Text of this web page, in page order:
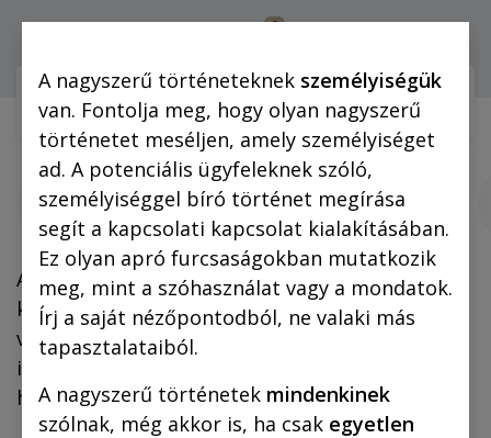
0
Webshop (mobilra)
Vászonképek
(többrészes)
A Képes Kiadónál megjelent Rejtő-Kocsmáros
képregények illusztrációból válogattunk, hogy
vászonképek formájában is otthonunkba
idézhessük a felejthetetlen Rejtő-világ
hangulatát.
A nagyszerű történeteknek személyiségük
van. Fontolja meg, hogy olyan nagyszerű
történetet meséljen, amely személyiséget
ad. A potenciális ügyfeleknek szóló,
személyiséggel bíró történet megírása
segít a kapcsolati kapcsolat kialakításában.
Ez olyan apró furcsaságokban mutatkozik
meg, mint a szóhasználat vagy a mondatok.
Írj a saját nézőpontodból, ne valaki más
tapasztalataiból.
A nagyszerű történetek mindenkinek
szólnak, még akkor is, ha csak egyetlen